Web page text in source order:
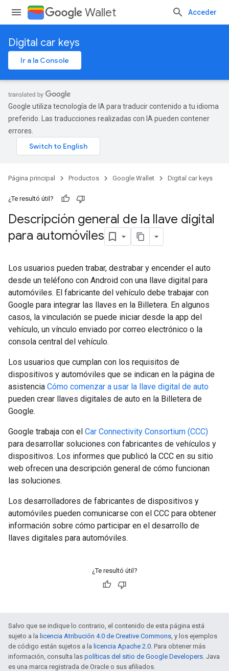
Wallet Acceder
Digital car keys
Ir a la Console
Google utiliza tecnología de IA para traducir contenido a tu idioma
preferido. Las traducciones realizadas con IA pueden contener
errores.
Página principal Productos Google Wallet Digital car keys
¿Te resultó útil?
Descripción general de la llave digital
para automóviles
Los usuarios pueden trabar, destrabar y encender el auto
desde un teléfono con Android con una llave digital para
automóviles. El fabricante del vehículo debe trabajar con
Google para integrar las llaves en la Billetera. En algunos
casos, la vinculación se puede iniciar desde la app del
vehículo, un vínculo enviado por correo electrónico o la
consola central del vehículo.
Los usuarios que cumplan con los requisitos de
dispositivos y automóviles que se indican en la página de
asistencia Cómo comenzar a usar la llave digital de auto
pueden crear llaves digitales de auto en la Billetera de
Google.
Google trabaja con el Car Connectivity Consortium (CCC)
para desarrollar soluciones con fabricantes de vehículos y
dispositivos. Los informes que publicó la CCC en su sitio
web ofrecen una descripción general de cómo funcionan
las soluciones.
Los desarrolladores de fabricantes de dispositivos y
automóviles pueden comunicarse con el CCC para obtener
información sobre cómo participar en el desarrollo de
llaves digitales para automóviles.
¿Te resultó útil?
Salvo que se indique lo contrario, el contenido de esta página está
sujeto a la licencia Atribución 4.0 de Creative Commons, y los ejemplos
de código están sujetos a la licencia Apache 2.0. Para obtener más
información, consulta las políticas del sitio de Google Developers. Java
es una marca registrada de Oracle o sus afiliados.